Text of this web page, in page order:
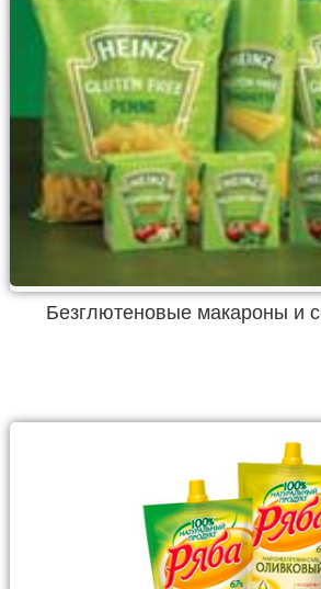
Безглютеновые макароны и